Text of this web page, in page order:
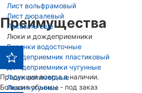
Лист вольфрамовый
Лист дюралевый
Показать еще
Люки и дождеприемники
Воронки водосточные
Дождеприемник пластиковый
Дождеприемники чугунные
Люки полимерные
Люки чугунные
Преимущества
Продукция всегда в наличии.
Большие объемы - под заказ